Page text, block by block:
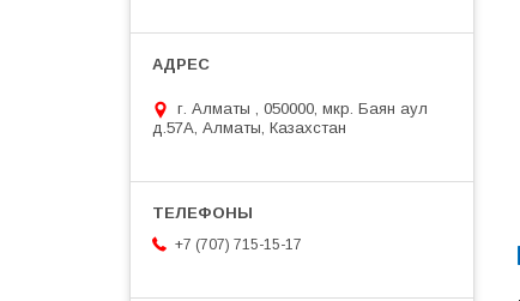
г. Алматы , 050000, мкр. Баян аул
д.57А, Алматы, Казахстан
+7 (707) 715-15-17